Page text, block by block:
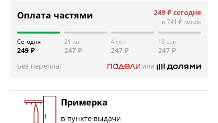
Оплата частями 249 ₽ сегодня
и 741 ₽ потом
Сегодня
249 ₽
21 авг
247 ₽
4 сен
247 ₽
18 сен
247 ₽
Без переплат
или
Примерка
в пункте выдачи